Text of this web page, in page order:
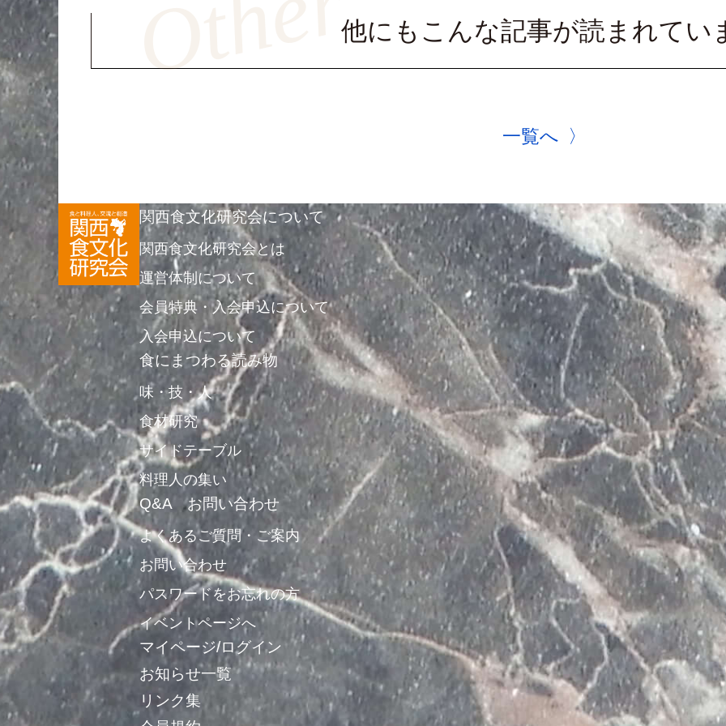
他にもこんな記事が読まれてい
一覧へ
関西食文化研究会について
関西食文化研究会とは
運営体制について
会員特典・入会申込について
入会申込について
食にまつわる読み物
味・技・人
食材研究
サイドテーブル
料理人の集い
Q&A お問い合わせ
よくあるご質問・ご案内
お問い合わせ
パスワードをお忘れの方
イベントページへ
マイページ/ログイン
お知らせ一覧
リンク集